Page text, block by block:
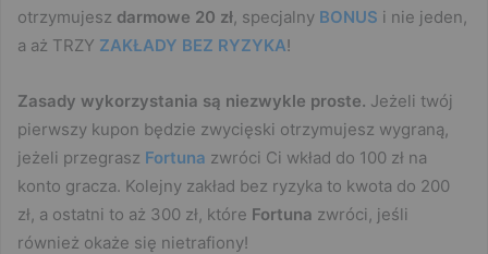
otrzymujesz darmowe 20 zł, specjalny BONUS i nie jeden,
a aż TRZY ZAKŁADY BEZ RYZYKA!
Zasady wykorzystania są niezwykle proste. Jeżeli twój
pierwszy kupon będzie zwycięski otrzymujesz wygraną,
jeżeli przegrasz Fortuna zwróci Ci wkład do 100 zł na
konto gracza. Kolejny zakład bez ryzyka to kwota do 200
zł, a ostatni to aż 300 zł, które Fortuna zwróci, jeśli
również okaże się nietrafiony!